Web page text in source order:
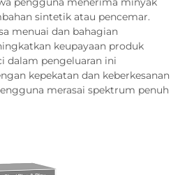
sintetik atau pencemar.
menuai dan bahagian
keupayaan produk
dalam pengeluaran ini
kepekatan dan keberkesanan
merasai spektrum penuh